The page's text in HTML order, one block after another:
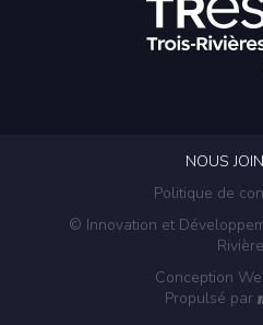
NOUS
Politique de
© Innovation et
Conception
Propulsé par